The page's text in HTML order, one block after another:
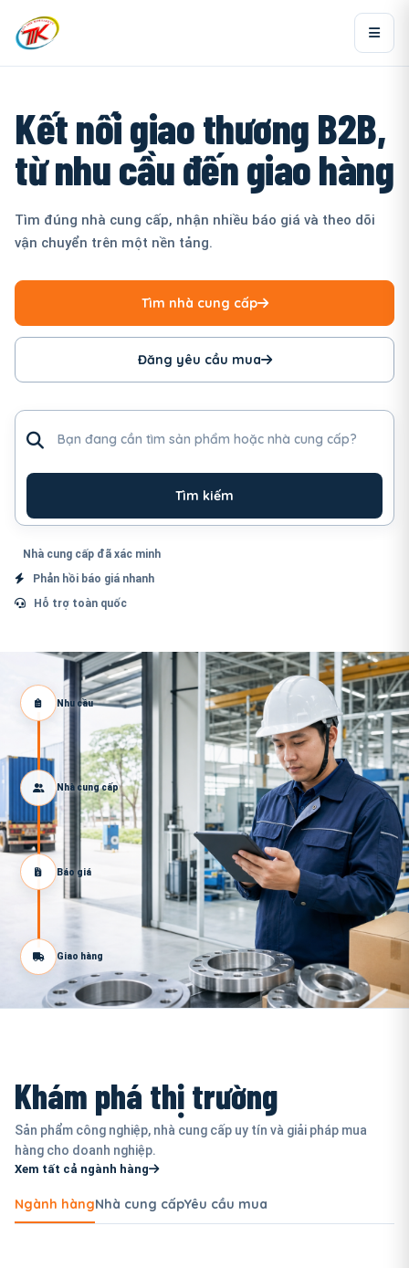
Kết nối giao thương B2B,
từ nhu cầu đến giao hàng
Tìm đúng nhà cung cấp, nhận nhiều báo giá và theo dõi
vận chuyển trên một nền tảng.
Tìm nhà cung cấp
Đăng yêu cầu mua
Tìm kiếm
Nhà cung cấp đã xác minh
Phản hồi báo giá nhanh
Hỗ trợ toàn quốc
Nhu cầu
Nhà cung cấp
Báo giá
Giao hàng
Khám phá thị trường
Sản phẩm công nghiệp, nhà cung cấp uy tín và giải pháp mua
hàng cho doanh nghiệp.
Xem tất cả ngành hàng
Ngành hàngNhà cung cấpYêu cầu mua